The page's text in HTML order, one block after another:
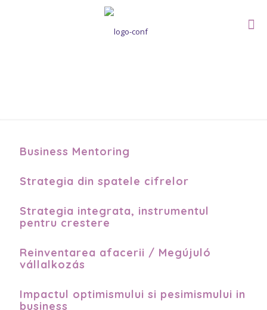
Business Mentoring
Strategia din spatele cifrelor
Strategia integrata, instrumentul
pentru crestere
Reinventarea afacerii / Megújuló
vállalkozás
Impactul optimismului si pesimismului in
business